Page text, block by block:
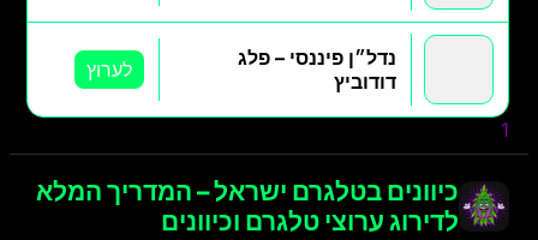
נדל״ן פיננסי – פלג
דודוביץ
לערוץ
1
כיוונים בטלגרם ישראל – המדריך המלא
לדירוג ערוצי טלגרם וכיוונים